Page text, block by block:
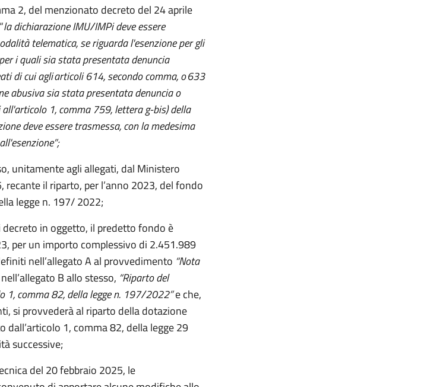
2, del menzionato decreto del 24 aprile
la dichiarazione IMU/IMPi deve essere
telematica, se riguarda l'esenzione per gli
i quali sia stata presentata denuncia
di cui agliarticoli 614, secondo comma, o633
abusiva sia stata presentata denuncia o
articolo 1, comma 759, lettera g-bis) della
deve essere trasmessa, con la medesima
unitamente agli allegati, dal Ministero
il riparto, per l’anno 2023, del fondo
legge n. 197/ 2022;
decreto in oggetto, il predetto fondo è
per un importo complessivo di 2.451.989
nell’allegato A al provvedimento “Nota
B allo stesso, “Riparto del
1, comma 82, della legge n. 197/2022”e che,
si provvederà al riparto della dotazione
1, comma 82, della legge 29
successive;
del 20 febbraio 2025, le